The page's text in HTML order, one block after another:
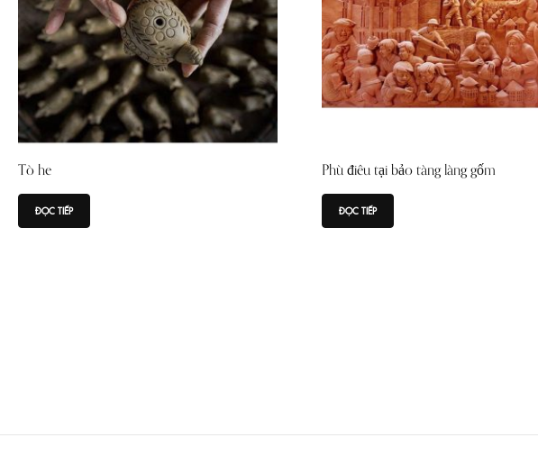
Tò he
ĐỌC TIẾP
Phù điêu tại bảo tàng làng gốm
ĐỌC TIẾP